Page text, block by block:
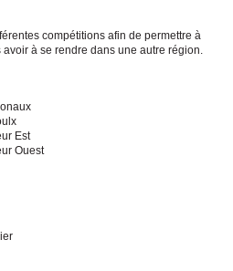
compétitions afin de permettre à
à se rendre dans une autre région.
Est
Ouest